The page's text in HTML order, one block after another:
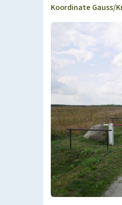
Koordinate Gauss/